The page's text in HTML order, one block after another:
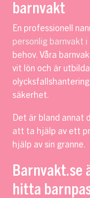
barnvakt
En professionell
personlig barnvakt i
behov. Våra
vit lön och är
säkerhet.
Det är bland
att ta hjälp av ett
hjälp av sin granne.
Barnvakt.se
hitta